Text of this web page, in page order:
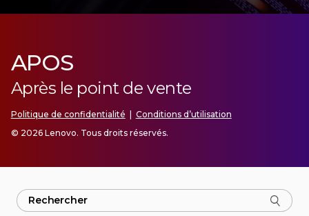
APOS
Après le point de vente
Politique de confidentialité
Conditions d’utilisation
© 2026 Lenovo. Tous droits réservés.